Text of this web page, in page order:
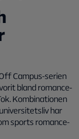
Campus-serien
bland romance-
Kombinationen
har
sports romance-